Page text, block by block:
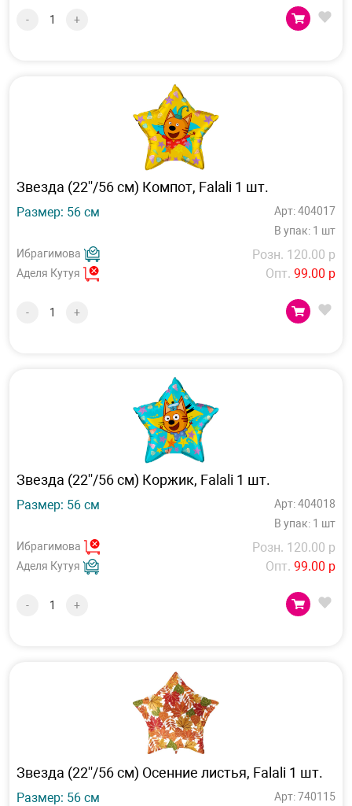
- +
Звезда (22''/56 см) Компот, Falali 1 шт.
Размер: 56 см
Арт: 404017
В упак: 1 шт
Ибрагимова
Аделя Кутуя
Розн. 120.00 р
Опт. 99.00 р
- +
Звезда (22''/56 см) Коржик, Falali 1 шт.
Размер: 56 см
Арт: 404018
В упак: 1 шт
Ибрагимова
Аделя Кутуя
Розн. 120.00 р
Опт. 99.00 р
- +
Звезда (22''/56 см) Осенние листья, Falali 1 шт.
Размер: 56 см
Арт: 740115